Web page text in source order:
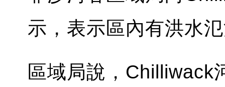
示，表示區內有洪水
區域局說，Chilliwack